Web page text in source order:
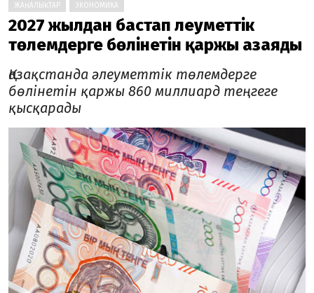
ЖАҢАЛЫҚТАР ЭКОНОМИКА
2027 жылдан бастап әлеуметтік
төлемдерге бөлінетін қаржы азаяды
Қазақстанда әлеуметтік төлемдерге
бөлінетін қаржы 860 миллиард теңгеге
қысқарады